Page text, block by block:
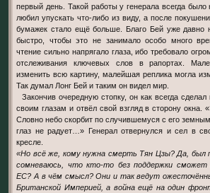
первый день. Такой работы у генерала всегда
любил упускать что-либо из виду, а после
бумажек стало ещё больше. Благо Бей уже давно
быстро, чтобы это не занимало особо много
чтение сильно напрягало глаза, ибо требовало
отслеживания ключевых слов в рапортах.
изменить всю картину, малейшая реплика могла
Так думал Лонг Бей и таким он видел мир.
Закончив очередную стопку, он как всегда
своим глазам и отвёл свой взгляд в сторону окна.
Словно небо скорбит по случившемуся с его
глаз не радует…» Генерал отвернулся и сел в
кресле.
«Но всё же, кому нужна смерть Тян Цзы? Да, был
сомневаюсь, что кто-то без поддержки сможет
ЕС? А в чём смысл? Они и так ведут
Британской Империей, а война ещё на один